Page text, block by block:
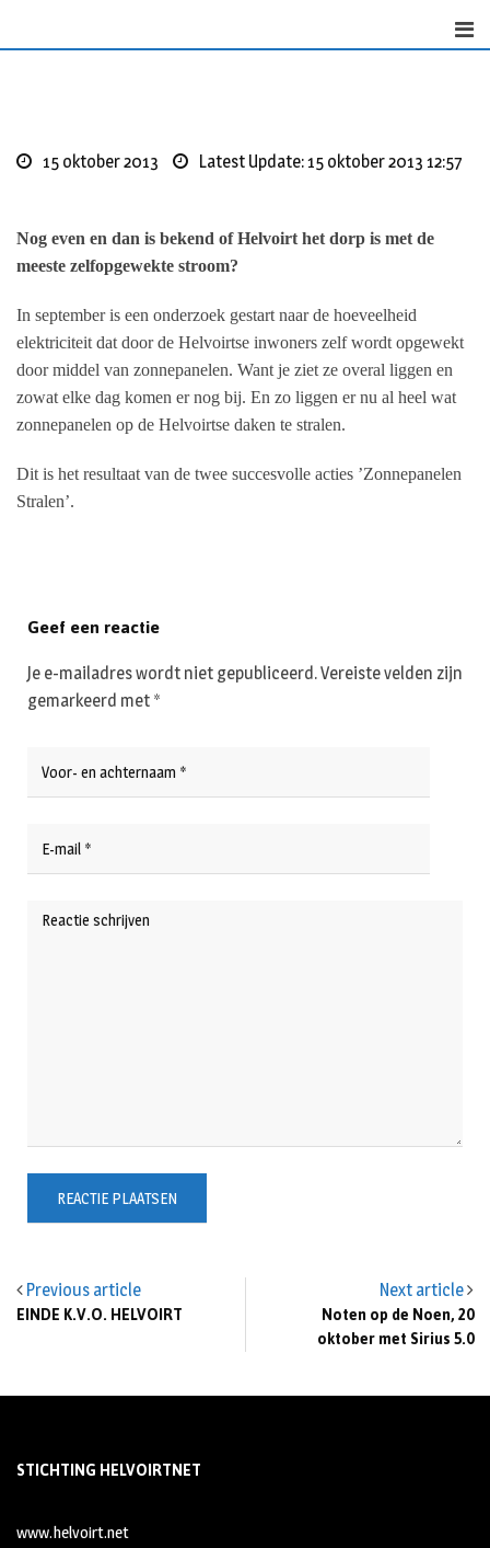
15 oktober 2013 Latest Update: 15 oktober 2013 12:57
Nog even en dan is bekend of Helvoirt het dorp is met de
meeste zelfopgewekte stroom?
In september is een onderzoek gestart naar de hoeveelheid
elektriciteit dat door de Helvoirtse inwoners zelf wordt opgewekt
door middel van zonnepanelen. Want je ziet ze overal liggen en
zowat elke dag komen er nog bij. En zo liggen er nu al heel wat
zonnepanelen op de Helvoirtse daken te stralen.
Dit is het resultaat van de twee succesvolle acties ’Zonnepanelen
Stralen’.
Previous article
EINDE K.V.O. HELVOIRT
Next article
Noten op de Noen, 20
oktober met Sirius 5.0
Geef een reactie
Je e-mailadres wordt niet gepubliceerd.Vereiste velden zijn
gemarkeerd met *
STICHTING HELVOIRTNET
www.helvoirt.net